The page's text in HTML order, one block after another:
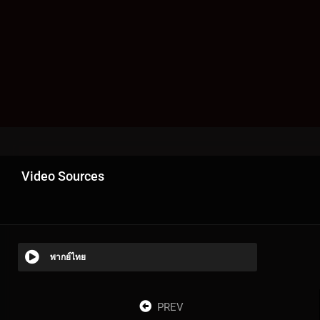
Video Sources
พากย์ไทย
PREV